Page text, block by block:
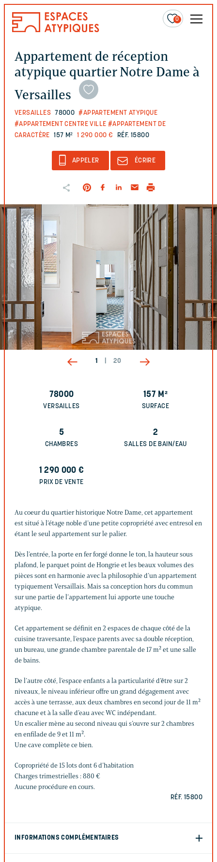
0
Appartement de réception
atypique quartier Notre Dame à
Versailles
VERSAILLES 78000 #APPARTEMENT ATYPIQUE
#APPARTEMENT CENTRE VILLE #APPARTEMENT DE
CARACTÈRE
157 M² 1 290 000 € RÉF. 15800
APPELER ÉCRIRE
1 20
78000
VERSAILLES
157 M²
SURFACE
5
CHAMBRES
2
SALLES DE BAIN/EAU
1 290 000€
PRIX DE VENTE
Au coeur du quartier historique Notre Dame, cet appartement
est situé à l’étage noble d’une petite copropriété avec entresol en
étant le seul appartement sur le palier.
Dès l’entrée, la porte en fer forgé donne le ton, la hauteur sous
plafond, le parquet point de Hongrie et les beaux volumes des
pièces sont en harmonie avec la philosophie d’un appartement
typiquement Versaillais. Mais sa conception hors du commun
sur une partie de l’appartement lui apporte une touche
atypique.
Cet appartement se définit en 2 espaces de chaque côté de la
cuisine traversante, l’espace parents avec sa double réception,
un bureau, une grande chambre parentale de 17 m² et une salle
de bains.
De l’autre côté, l’espace enfants a la particularité d’être sur 2
niveaux, le niveau inférieur offre un grand dégagement avec
accès à une terrasse, aux deux chambres en second jour de 11 m²
chacune et à la salle d’eau avec WC indépendant.
Un escalier mène au second niveau qui s’ouvre sur 2 chambres
en enfilade de 9 et 11 m².
Une cave complète ce bien.
Copropriété de 15 lots dont 6 d’habitation
Charges trimestrielles : 880 €
Aucune procédure en cours.
RÉF. 15800
INFORMATIONS COMPLÉMENTAIRES